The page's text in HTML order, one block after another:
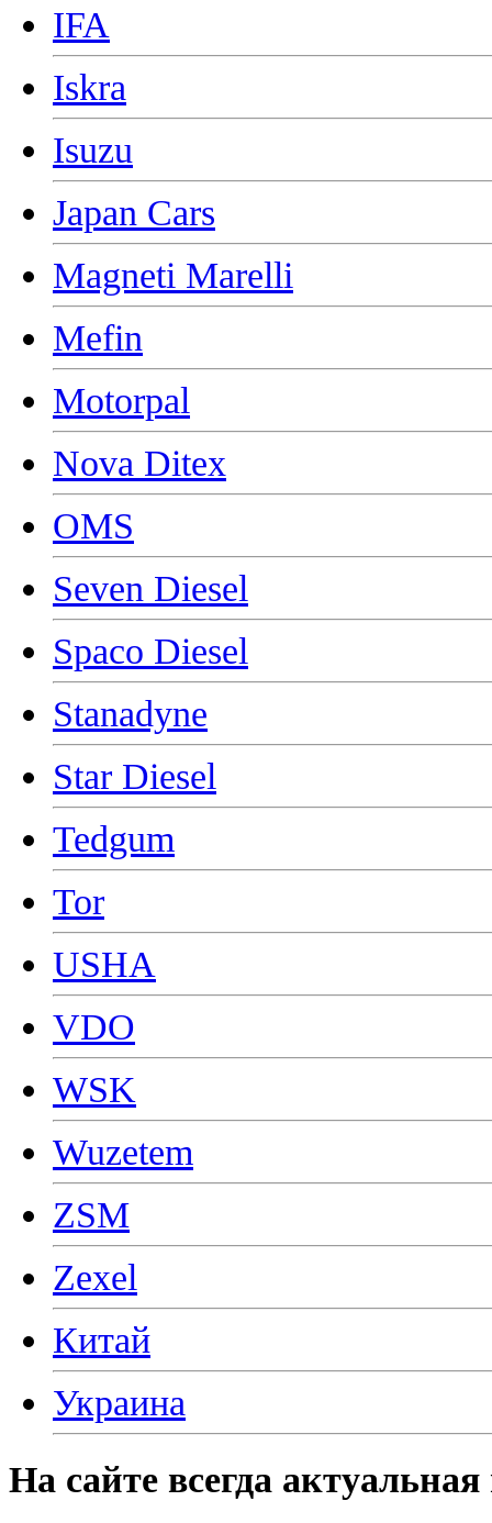
IFA
Iskra
Isuzu
Japan Cars
Magneti Marelli
Mefin
Motorpal
Nova Ditex
OMS
Seven Diesel
Spaco Diesel
Stanadyne
Star Diesel
Tedgum
Tor
USHA
VDO
WSK
Wuzetem
ZSM
Zexel
Китай
Украина
На сайте всегда